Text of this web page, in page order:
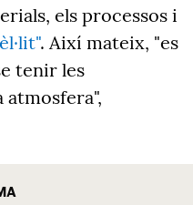
els processos i
. Així mateix, "es
tenir les